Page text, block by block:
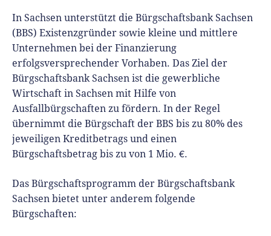
Er ist Interviewpartner in anderen Medien
und verfasst Fachbeiträge zu
Gründungsthemen.
In Sachsen unterstützt die Bürgschaftsbank Sachsen
(BBS) Existenzgründer sowie kleine und mittlere
Unternehmen bei der Finanzierung
erfolgsversprechender Vorhaben. Das Ziel der
Bürgschaftsbank Sachsen ist die gewerbliche
Wirtschaft in Sachsen mit Hilfe von
Ausfallbürgschaften zu fördern. In der Regel
übernimmt die Bürgschaft der BBS bis zu 80% des
jeweiligen Kreditbetrags und einen
Bürgschaftsbetrag bis zu von 1 Mio. €.
Das Bürgschaftsprogramm der Bürgschaftsbank
Sachsen bietet unter anderem folgende
Bürgschaften: